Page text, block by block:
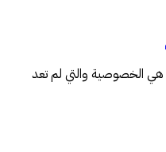
هي الخصوصية والتي لم تعد